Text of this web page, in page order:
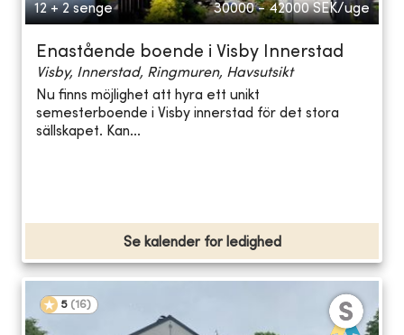
12 + 2 senge 30000 - 42000 SEK/uge
Enastående boende i Visby Innerstad
Visby, Innerstad, Ringmuren, Havsutsikt
Nu finns möjlighet att hyra ett unikt
semesterboende i Visby innerstad för det stora
sällskapet. Kan...
Se kalender for ledighed
5 (16)